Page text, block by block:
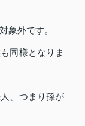
象外です。
同様となりま
、つまり孫が